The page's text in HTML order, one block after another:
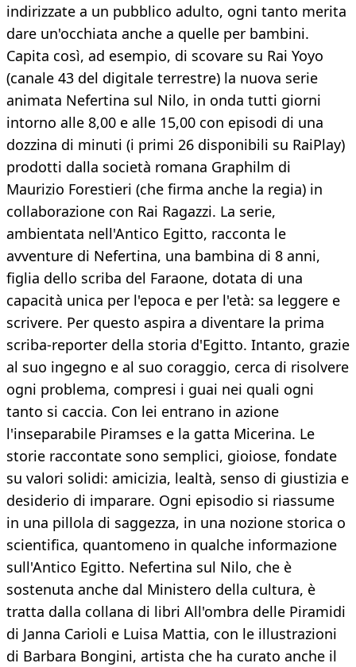
indirizzate a un pubblico adulto, ogni tanto merita
dare un'occhiata anche a quelle per bambini.
Capita così, ad esempio, di scovare su Rai Yoyo
(canale 43 del digitale terrestre) la nuova serie
animata Nefertina sul Nilo, in onda tutti giorni
intorno alle 8,00 e alle 15,00 con episodi di una
dozzina di minuti (i primi 26 disponibili su RaiPlay)
prodotti dalla società romana Graphilm di
Maurizio Forestieri (che firma anche la regia) in
collaborazione con Rai Ragazzi. La serie,
ambientata nell'Antico Egitto, racconta le
avventure di Nefertina, una bambina di 8 anni,
figlia dello scriba del Faraone, dotata di una
capacità unica per l'epoca e per l'età: sa leggere e
scrivere. Per questo aspira a diventare la prima
scriba-reporter della storia d'Egitto. Intanto, grazie
al suo ingegno e al suo coraggio, cerca di risolvere
ogni problema, compresi i guai nei quali ogni
tanto si caccia. Con lei entrano in azione
l'inseparabile Piramses e la gatta Micerina. Le
storie raccontate sono semplici, gioiose, fondate
su valori solidi: amicizia, lealtà, senso di giustizia e
desiderio di imparare. Ogni episodio si riassume
in una pillola di saggezza, in una nozione storica o
scientifica, quantomeno in qualche informazione
sull'Antico Egitto. Nefertina sul Nilo, che è
sostenuta anche dal Ministero della cultura, è
tratta dalla collana di libri All'ombra delle Piramidi
di Janna Carioli e Luisa Mattia, con le illustrazioni
di Barbara Bongini, artista che ha curato anche il